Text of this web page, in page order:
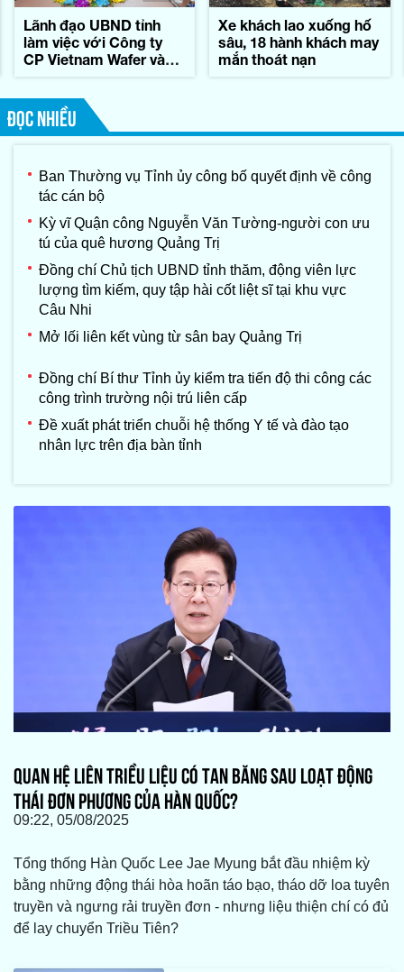
Lãnh đạo UBND tỉnh
làm việc với Công ty
CP Vietnam Wafer và
Xe khách lao xuống hố
sâu, 18 hành khách may
mắn thoát nạn
ĐỌC NHIỀU
Ban Thường vụ Tỉnh ủy công bố quyết định về công
tác cán bộ
Kỳ vĩ Quận công Nguyễn Văn Tường-người con ưu
tú của quê hương Quảng Trị
Đồng chí Chủ tịch UBND tỉnh thăm, động viên lực
lượng tìm kiếm, quy tập hài cốt liệt sĩ tại khu vực
Câu Nhi
Mở lối liên kết vùng từ sân bay Quảng Trị
Đồng chí Bí thư Tỉnh ủy kiểm tra tiến độ thi công các
công trình trường nội trú liên cấp
Đề xuất phát triển chuỗi hệ thống Y tế và đào tạo
nhân lực trên địa bàn tỉnh
QUAN HỆ LIÊN TRIỀU LIỆU CÓ TAN BĂNG SAU LOẠT ĐỘNG
THÁI ĐƠN PHƯƠNG CỦA HÀN QUỐC?
09:22, 05/08/2025
Tổng thống Hàn Quốc Lee Jae Myung bắt đầu nhiệm kỳ
bằng những động thái hòa hoãn táo bạo, tháo dỡ loa tuyên
truyền và ngưng rải truyền đơn - nhưng liệu thiện chí có đủ
để lay chuyển Triều Tiên?